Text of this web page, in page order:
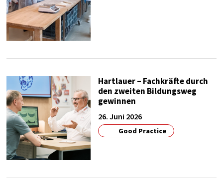
Hartlauer – Fachkräfte durch
den zweiten Bildungsweg
gewinnen
26. Juni 2026
Good Practice
Anbieter:
Google
Zweck:
1 year